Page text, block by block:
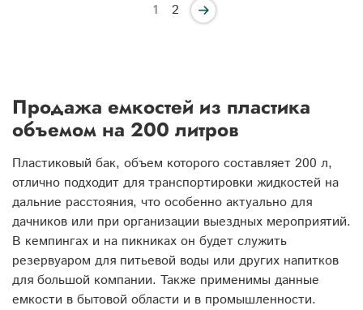
1 2
Продажа емкостей из пластика
объемом на 200 литров
Пластиковый бак, объем которого составляет 200 л,
отлично подходит для транспортировки жидкостей на
дальние расстояния, что особенно актуально для
дачников или при организации выездных мероприятий.
В кемпингах и на пикниках он будет служить
резервуаром для питьевой воды или других напитков
для большой компании. Также применимы данные
емкости в бытовой области и в промышленности.